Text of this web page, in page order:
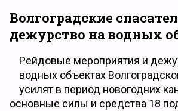
Волгоградские
дежурство на водных
Рейдовые мероприятия и
водных объектах
усилят в период новогодних
основные силы и средства 18